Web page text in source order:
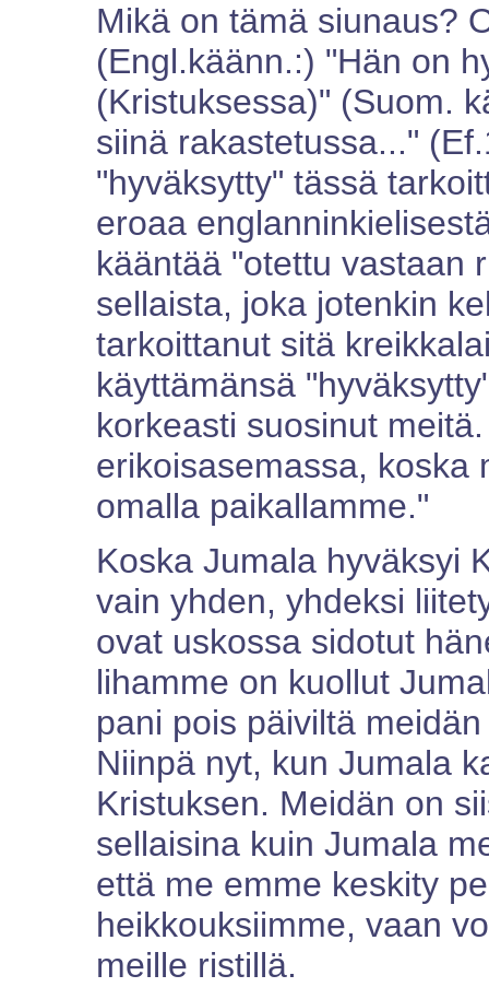
Mikä on tämä siunaus?
(Engl.käänn.:) "Hän on
(Kristuksessa)" (Suom.
siinä rakastetussa..."
"hyväksytty" tässä
eroaa
kääntää "otettu vastaan
sellaista, joka jotenkin
tarkoittanut sitä
käyttämänsä
korkeasti suosinut
erikoisasemassa, koska
omalla paikallamme."
Koska Jumala hyväksyi
vain yhden, yhdeksi
ovat uskossa sidotut
lihamme on kuollut
pani pois päiviltä
Niinpä nyt, kun Jumala
Kristuksen. Meidän on
sellaisina kuin Jumala
että me emme keskity
heikkouksiimme, vaan
meille ristillä.